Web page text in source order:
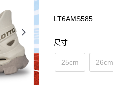
LT6AMS585
尺寸
25cm